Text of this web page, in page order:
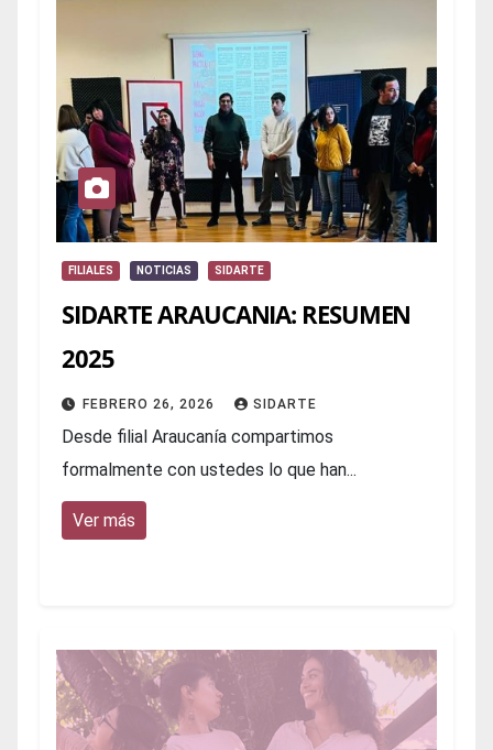
FILIALES NOTICIAS SIDARTE
SIDARTE ARAUCANIA: RESUMEN
2025
FEBRERO 26, 2026 SIDARTE
Desde filial Araucanía compartimos
formalmente con ustedes lo que han...
Ver más